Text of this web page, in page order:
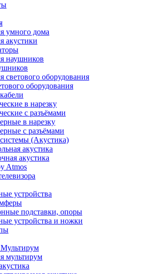
умного дома
акустики
наушников
светового оборудования
оборудования
в нарезку
с разъёмами
в нарезку
с разъёмами
(Акустика)
акустика
акустика
Atmos
устройства
подставки, опоры
устройства и ножки
мультирум